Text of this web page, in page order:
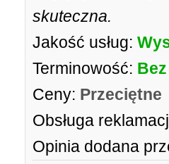
skuteczna.
Jakość usług:
Terminowość:
Ceny: Przeciętne
Obsługa
Opinia dodana